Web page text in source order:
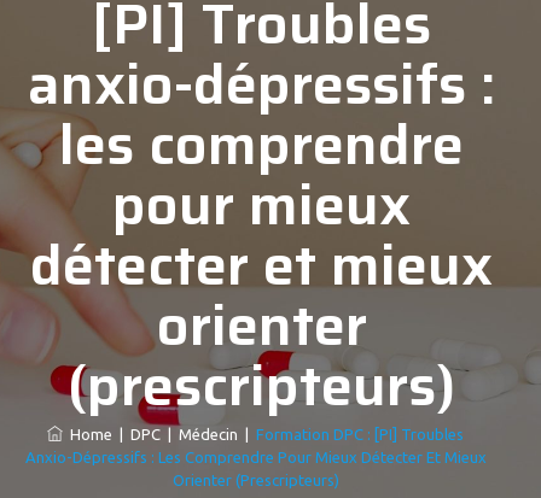
[PI] Troubles
anxio-dépressifs :
les comprendre
pour mieux
détecter et mieux
orienter
(prescripteurs)
Home DPC Médecin
Formation DPC : [PI] Troubles
Anxio-Dépressifs : Les Comprendre Pour Mieux Détecter Et Mieux
Orienter (prescripteurs)